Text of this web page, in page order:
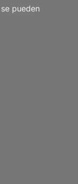
pueden